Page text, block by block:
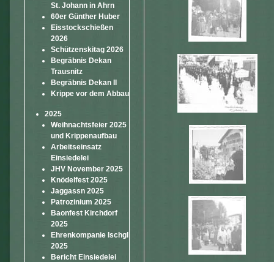
St. Johann in Ahrn
60er Günther Huber
Eisstockschießen
2026
Schützenskitag 2026
Begräbnis Dekan
Trausnitz
Begräbnis Dekan II
Krippe vor dem Abbau
2025
Weihnachtsfeier 2025
und Krippenaufbau
Arbeitseinsatz
Einsiedelei
JHV November 2025
Knödelfest 2025
Jaggassn 2025
Patrozinium 2025
Baonfest Kirchdorf
2025
Ehrenkompanie Ischgl
2025
Bericht Einsiedelei